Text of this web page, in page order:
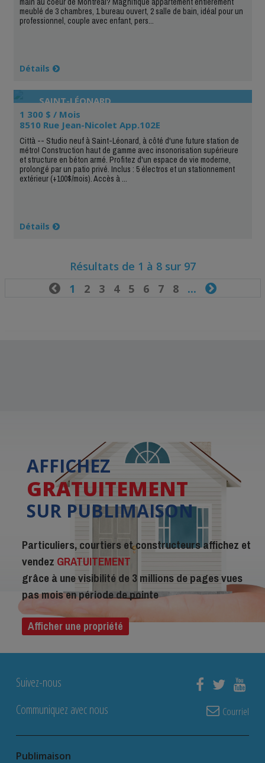
meublé de 3 chambres, 1 bureau ouvert, 2 salle de bain, idéal pour un
professionnel, couple avec enfant, pers...
Détails
SAINT-LÉONARD
1 300 $ / Mois
8510 Rue Jean-Nicolet App.102E
Città -- Studio neuf à Saint-Léonard, à côté d'une future station de
métro! Construction haut de gamme avec insonorisation supérieure
et structure en béton armé. Profitez d'un espace de vie moderne,
prolongé par un patio privé. Inclus : 5 électros et un stationnement
extérieur (+100$/mois). Accès à ...
Détails
Résultats de 1 à 8 sur 97
1 2 3 4 5 6 7 8... 
AFFICHEZ
GRATUITEMENT
SUR PUBLIMAISON
Particuliers, courtiers et constructeurs affichez et
vendez GRATUITEMENT
grâce à une visibilité de 3 millions de pages vues
pas mois en période de pointe
Afficher une propriété
Suivez-nous
Communiquez avec nous
Courriel
Publimaison